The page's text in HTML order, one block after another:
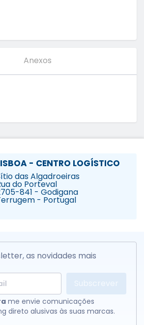
Anexos
- CENTRO LOGÍSTICO
das Algadroeiras
do Porteval
841 - Godigana
- Portugal
as novidades mais
Subscrever
me envie comunicações
direto alusivas às suas marcas.